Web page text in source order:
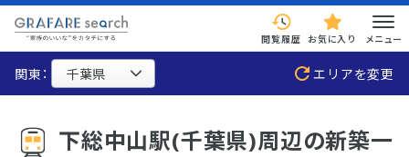
閲覧履歴 お気に入り メニュー
関東： エリアを変更
下総中山駅(千葉県)周辺の新築一